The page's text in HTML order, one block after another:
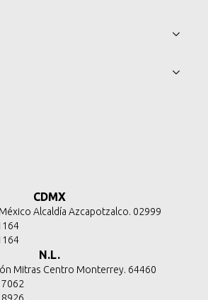
CDMX
Alcaldía Azcapotzalco. 02999
N.L.
Mitras Centro Monterrey. 64460